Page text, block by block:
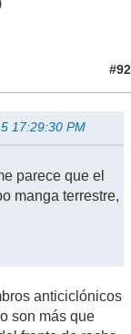
#92
17:29:30 PM
parece que el
manga terrestre,
anticiclónicos
son más que